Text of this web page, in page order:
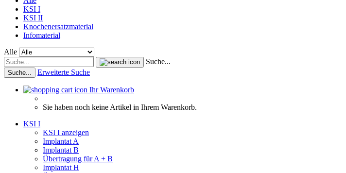
KSI I
KSI II
Knochenersatzmaterial
Infomaterial
Alle
Suche...
Suche... Erweiterte Suche
Ihr Warenkorb
Sie haben noch keine Artikel in Ihrem Warenkorb.
KSI I
KSI I anzeigen
Implantat A
Implantat B
Übertragung für A + B
Implantat H